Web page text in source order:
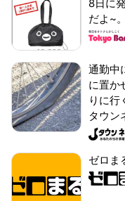
8日に
だよ~。
通勤中
に置か
りに行
タウン
ゼロま